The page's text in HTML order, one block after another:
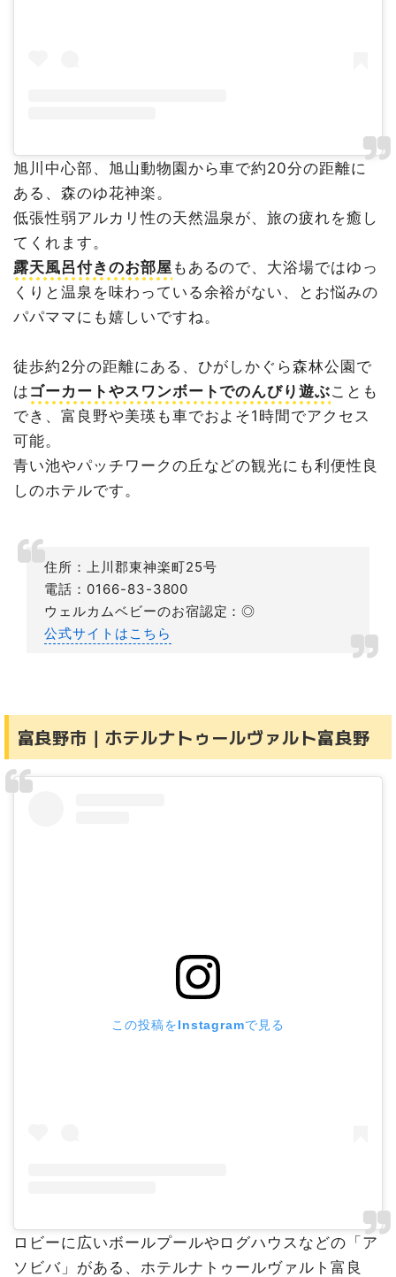
旭川中心部、旭山動物園から車で約20分の距離に
ある、森のゆ花神楽。
低張性弱アルカリ性の天然温泉が、旅の疲れを癒し
てくれます。
露天風呂付きのお部屋 もあるので、大浴場ではゆっ
くりと温泉を味わっている余裕がない、とお悩みの
パパママにも嬉しいですね。
徒歩約2分の距離にある、ひがしかぐら森林公園で
は ゴーカートやスワンボートでのんびり遊ぶことも
でき、富良野や美瑛も車でおよそ1時間でアクセス
可能。
青い池やパッチワークの丘などの観光にも利便性良
しのホテルです。
住所：上川郡東神楽町25号
電話：0166-83-3800
ウェルカムベビーのお宿認定：◎
公式サイトはこちら
富良野市｜ホテルナトゥールヴァルト富良野
この投稿をInstagramで見る
ロビーに広いボールプールやログハウスなどの「ア
ソビバ」がある、ホテルナトゥールヴァルト富良